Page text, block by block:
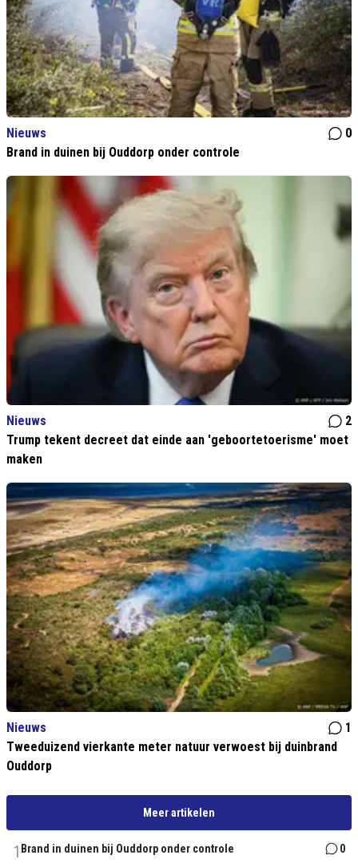
Nieuws
0
Brand in duinen bij Ouddorp onder controle
Nieuws
2
Trump tekent decreet dat einde aan 'geboortetoerisme' moet
maken
Nieuws
1
Tweeduizend vierkante meter natuur verwoest bij duinbrand
Ouddorp
Meer artikelen
1 Brand in duinen bij Ouddorp onder controle 0